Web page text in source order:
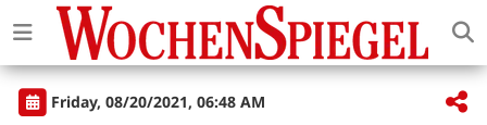
Friday, 08/20/2021, 06:48 AM